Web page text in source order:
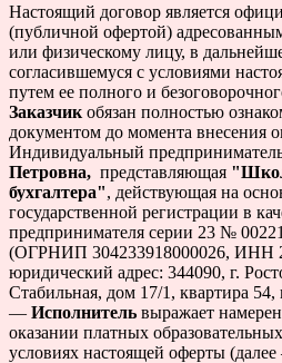
Настоящий договор является
(публичной офертой)
или физическому лицу, в
согласившемуся с условиями
путем ее полного и
Заказчик обязан полностью
документом до момента внесения
Индивидуальный
Петровна, представляющая
бухгалтера", действующая на
государственной регистрации в
предпринимателя серии 23 №
(ОГРНИП 304233918000026, ИНН
юридический адрес: 344090, г.
Стабильная, дом 17/1, квартира
— Исполнитель выражает
оказании платных
условиях настоящей оферты